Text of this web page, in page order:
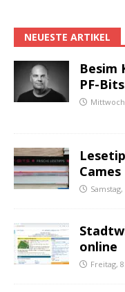
NEUESTE ARTIKEL
Besim
PF-
Cames
Samstag,
online
Freitag,